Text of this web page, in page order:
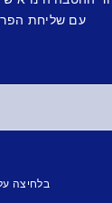
עם שליחת
בלחיצה